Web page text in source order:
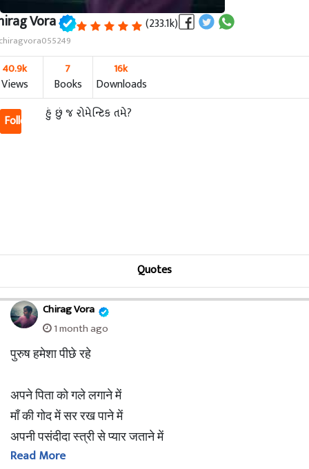
Vora (233.1k)
40.9k
Views
7
Books
16k
Downloads
Follow
હું છું જ રોમેન્ટિક તમે?
Quotes
Chirag Vora
1 month ago
पुरुष हमेशा पीछे रहे
अपने पिता को गले लगाने में
माँ की गोद में सर रख पाने में
अपनी पसंदीदा स्त्री से प्यार जताने में
पुरुष हमेशा पीछे रह गए
Read More